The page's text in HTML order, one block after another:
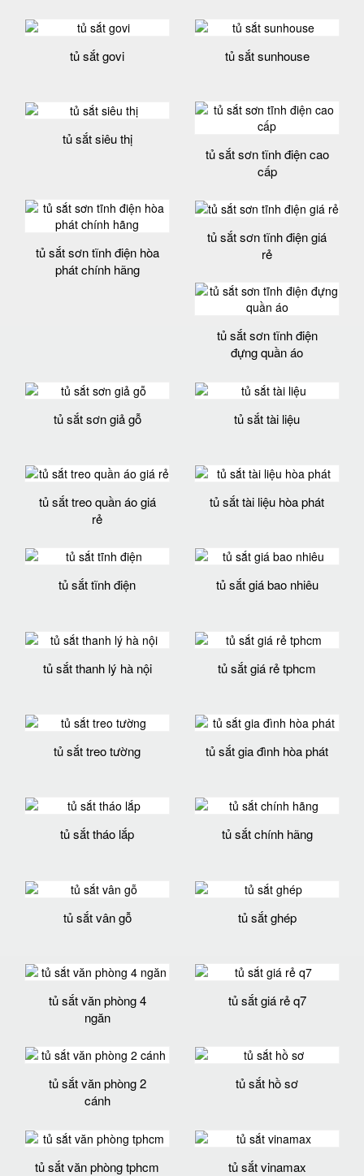
tủ sắt govi tủ sắt sunhouse
tủ sắt siêu thị
tủ sắt sơn tĩnh điện cao
cấp
tủ sắt sơn tĩnh điện hòa
phát chính hãng
tủ sắt sơn tĩnh điện giá
rẻ
tủ sắt sơn tĩnh điện
đựng quần áo
tủ sắt sơn giả gỗ tủ sắt tài liệu
tủ sắt treo quần áo giá
rẻ
tủ sắt tài liệu hòa phát
tủ sắt tĩnh điện tủ sắt giá bao nhiêu
tủ sắt thanh lý hà nội tủ sắt giá rẻ tphcm
tủ sắt treo tường tủ sắt gia đình hòa phát
tủ sắt tháo lắp tủ sắt chính hãng
tủ sắt vân gỗ tủ sắt ghép
tủ sắt văn phòng 4
ngăn
tủ sắt giá rẻ q7
tủ sắt văn phòng 2
cánh
tủ sắt hồ sơ
tủ sắt văn phòng tphcm tủ sắt vinamax